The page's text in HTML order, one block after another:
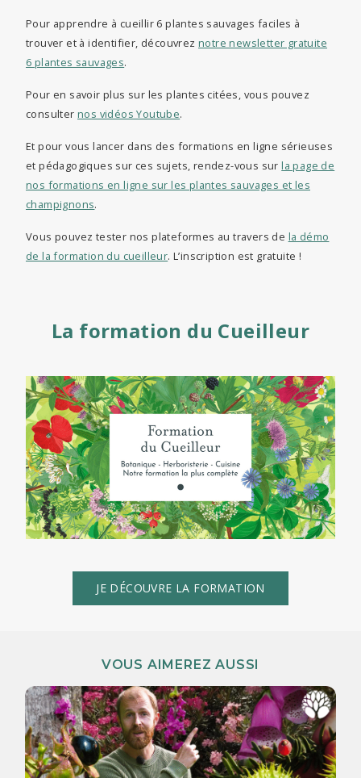
Pour apprendre à cueillir 6 plantes sauvages faciles à
trouver et à identifier, découvrez notre newsletter gratuite
6 plantes sauvages.
Pour en savoir plus sur les plantes citées, vous pouvez
consulternos vidéos Youtube.
Et pour vous lancer dans des formations en ligne sérieuses
et pédagogiques sur ces sujets, rendez-vous surla page de
nos formations en ligne sur les plantes sauvages et les
champignons.
Vous pouvez tester nos plateformes au travers de la démo
de la formation du cueilleur. L’inscription est gratuite !
La formation du Cueilleur
JE DÉCOUVRE LA FORMATION
VOUS AIMEREZ AUSSI